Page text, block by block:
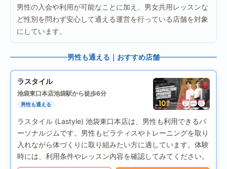
男性の入会や利用が可能なことに加え、男女共用レッスンな
ど性別を問わず安心して通える運営を行っている店舗を対象
にしています。
男性も通える｜おすすめ店舗
ラスタイル
池袋東口本店池袋駅から徒歩6分
男性も通える
ラスタイル (Lastyle) 池袋東口本店は、男性も利用できるパ
ーソナルジムです。男性もピラティスやトレーニングを取り
入れながら体づくりに取り組みたい方に適しています。体験
時には、利用条件やレッスン内容を確認してみてください。